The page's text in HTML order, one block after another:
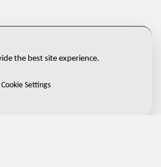
the best site experience.
Cookie Settings